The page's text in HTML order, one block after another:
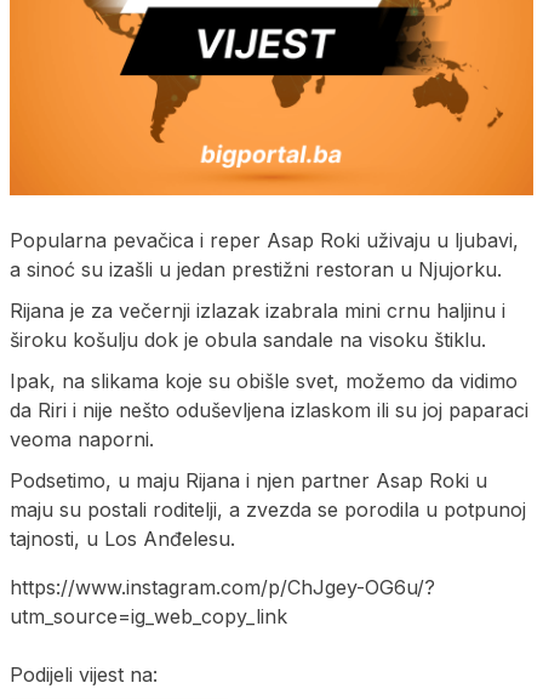
Popularna pevačica i reper Asap Roki uživaju u ljubavi,
a sinoć su izašli u jedan prestižni restoran u Njujorku.
Rijana je za večernji izlazak izabrala mini crnu haljinu i
široku košulju dok je obula sandale na visoku štiklu.
Ipak, na slikama koje su obišle svet, možemo da vidimo
da Riri i nije nešto oduševljena izlaskom ili su joj paparaci
veoma naporni.
Podsetimo, u maju Rijana i njen partner Asap Roki u
maju su postali roditelji, a zvezda se porodila u potpunoj
tajnosti, u Los Anđelesu.
https://www.instagram.com/p/ChJgey-OG6u/?
utm_source=ig_web_copy_link
Podijeli vijest na: